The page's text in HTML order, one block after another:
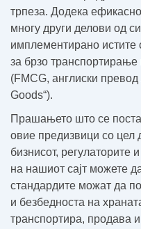
трпеза. Додека
многу други делови од
имплементирано истите
за брзо
(FMCG, англиски
Goods“).
Прашањето што се
овие предизвици со цел
бизнисот, регулаторите
на нашиот сајт можете
стандардите можат да
и безбедноста на
транспортира, продава и